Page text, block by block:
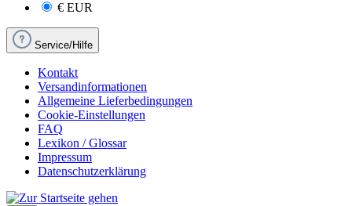
€ EUR
Service/Hilfe
Kontakt
Versandinformationen
Allgemeine Lieferbedingungen
Cookie-Einstellungen
FAQ
Lexikon / Glossar
Impressum
Datenschutzerklärung